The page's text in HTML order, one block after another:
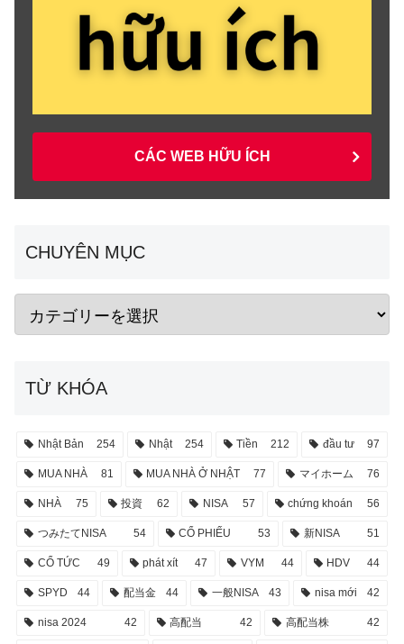
CÁC WEB HỮU ÍCH
CHUYÊN MỤC
TỪ KHÓA
Nhật Bản 254 Nhật 254 Tiền 212 đầu tư 97
MUA NHÀ 81 MUA NHÀ Ở NHẬT 77 マイホーム 76
NHÀ 75 投資 62 NISA 57 chứng khoán 56
つみたてNISA 54 CỔ PHIẾU 53 新NISA 51
CỔ TỨC 49 phát xít 47 VYM 44 HDV 44
SPYD 44 配当金 44 一般NISA 43 nisa mới 42
nisa 2024 42 高配当 42 高配当株 42